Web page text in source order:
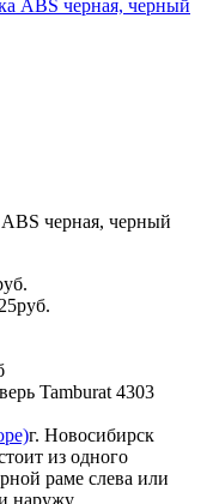
черная, черный
Tamburat 4303
г. Новосибирск
из одного
раме слева или
наружу